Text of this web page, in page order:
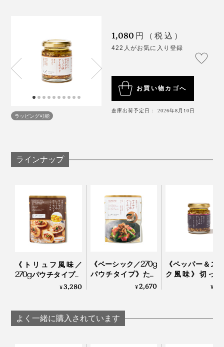
卵かけご飯、チキンと大葉をのせたバゲット、エビとブ
ロッコリーのパスタ……具を入れても、味つけはこれだ
けでOK。
オイル仕立てのしょうゆ味、アーモンドの食感が、新し
アーモンドは、抗酸化作用の高いビタミンE、整腸作用
肺を乾燥から守るとされています。
ベーシックな「サクサクしょうゆアーモンド」は、それ
こそ万能。我が家では、炒め物、あえもの、しゃぶしゃ
ラッピング可能
1,080 円（税込）
422人がお気に入り登録
お買い物カゴへ
倉庫出荷予定日： 2026年8月10日
ラインナップ
《トリュフ風味／
270gパウチタイプ》
トリュフの香りが、
と風味豊かなもろみ
入りしょうゆが、料
¥3,280
《ベーシック／270g
パウチタイプ》たっ
ぷり大容量！ サクサ
りしょうゆが、料理
をグンとおいしくす
¥2,670
《ペッパー＆ス
ク風味》切っ
け・ゆでただけ
¥
よく一緒に購入されています